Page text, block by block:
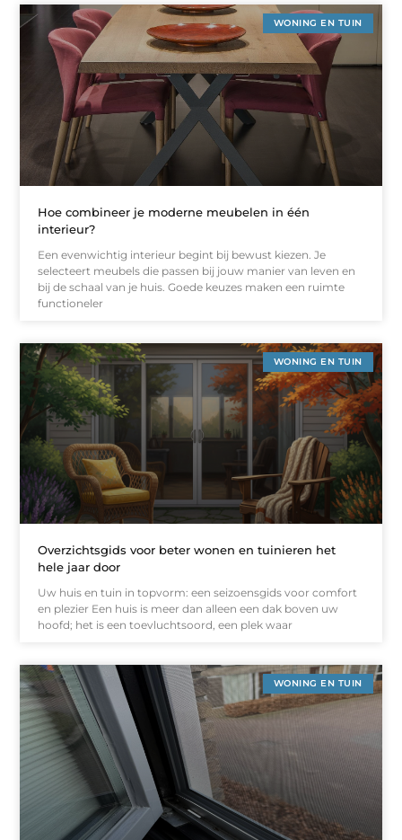
WONING EN TUIN
Hoe combineer je moderne meubelen in één
interieur?
Een evenwichtig interieur begint bij bewust kiezen. Je
selecteert meubels die passen bij jouw manier van leven en
bij de schaal van je huis. Goede keuzes maken een ruimte
functioneler
WONING EN TUIN
Overzichtsgids voor beter wonen en tuinieren het
hele jaar door
Uw huis en tuin in topvorm: een seizoensgids voor comfort
en plezier Een huis is meer dan alleen een dak boven uw
hoofd; het is een toevluchtsoord, een plek waar
WONING EN TUIN